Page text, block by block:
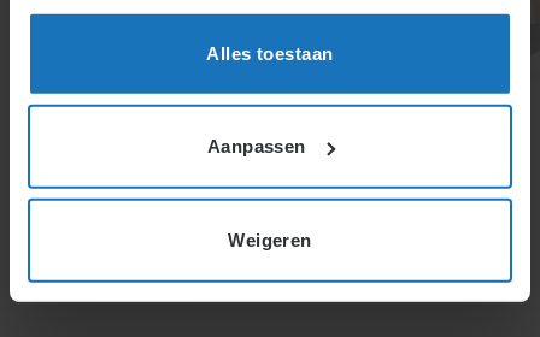
Alles toestaan
Aanpassen
Weigeren
Bij ontslag zal een werknemer doorgaans recht
hebben op een transitievergoeding en soms op een
vergoeding is (nog) mogelijk bij ontslag na langdurige